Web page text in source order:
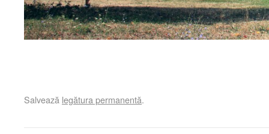
Salvează legătura permanentă.